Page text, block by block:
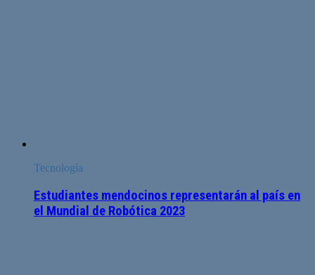
Tecnología
Estudiantes mendocinos representarán al país en
el Mundial de Robótica 2023